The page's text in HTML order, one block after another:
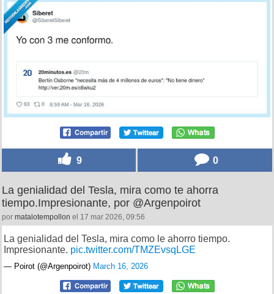
9 0
La genialidad del Tesla, mira como te ahorra
tiempo.Impresionante, por @Argenpoirot
por matalotempollon el 17 mar 2026, 09:56
La genialidad del Tesla, mira como le ahorro tiempo.
Impresionante. pic.twitter.com/TMZEvsqLGE
— Poirot (@Argenpoirot) March 16, 2026